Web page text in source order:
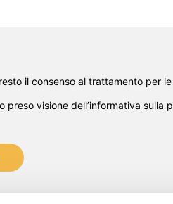
il consenso al trattamento per
preso visionedell’informativa sulla